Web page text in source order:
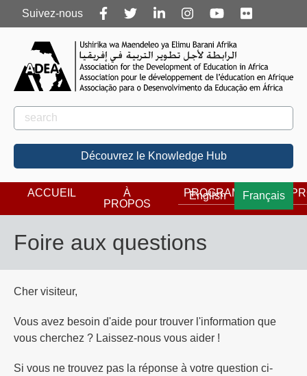
Follow
us
Suivez-nous
Rechercher
Rechercher
Découvrez le Knowledge Hub
English Français
ACCUEIL
À
PROPOS
PROGRAMMES
Foire aux questions
Cher visiteur,
Vous avez besoin d'aide pour trouver l'information que
vous cherchez ? Laissez-nous vous aider !
Si vous ne trouvez pas la réponse à votre question ci-